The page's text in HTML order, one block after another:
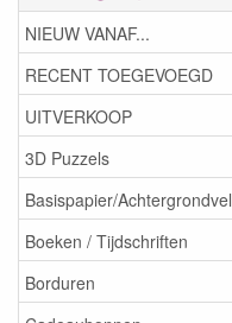
NIEUW VANAF...
RECENT TOEGEVOEGD
UITVERKOOP
3D Puzzels
Basispapier/Achtergrondvel
Boeken / Tijdschriften
Borduren